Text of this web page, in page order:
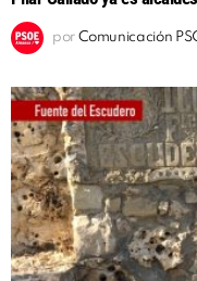
por Comunicación